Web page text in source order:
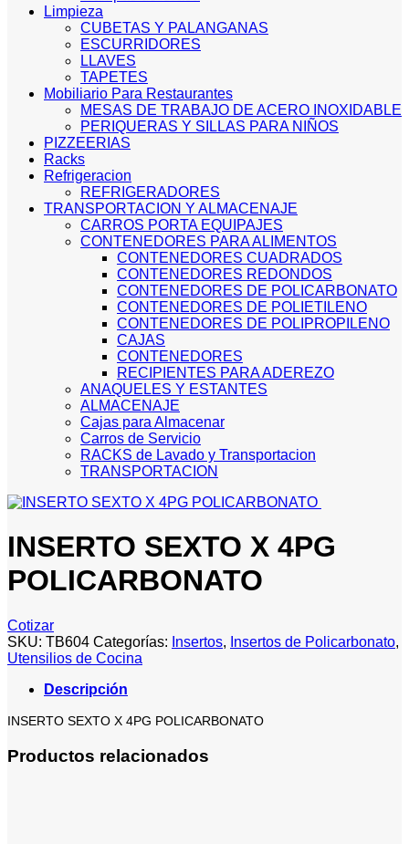
Limpieza
CUBETAS Y PALANGANAS
ESCURRIDORES
LLAVES
TAPETES
Mobiliario Para Restaurantes
MESAS DE TRABAJO DE ACERO INOXIDABLE
PERIQUERAS Y SILLAS PARA NIÑOS
PIZZEERIAS
Racks
Refrigeracion
REFRIGERADORES
TRANSPORTACION Y ALMACENAJE
CARROS PORTA EQUIPAJES
CONTENEDORES PARA ALIMENTOS
CONTENEDORES CUADRADOS
CONTENEDORES REDONDOS
CONTENEDORES DE POLICARBONATO
CONTENEDORES DE POLIETILENO
CONTENEDORES DE POLIPROPILENO
CAJAS
CONTENEDORES
RECIPIENTES PARA ADEREZO
ANAQUELES Y ESTANTES
ALMACENAJE
Cajas para Almacenar
Carros de Servicio
RACKS de Lavado y Transportacion
TRANSPORTACION
INSERTO SEXTO X 4PG
POLICARBONATO
Cotizar
SKU: TB604 Categorías: Insertos, Insertos de Policarbonato,
Utensilios de Cocina
Descripción
INSERTO SEXTO X 4PG POLICARBONATO
Productos relacionados